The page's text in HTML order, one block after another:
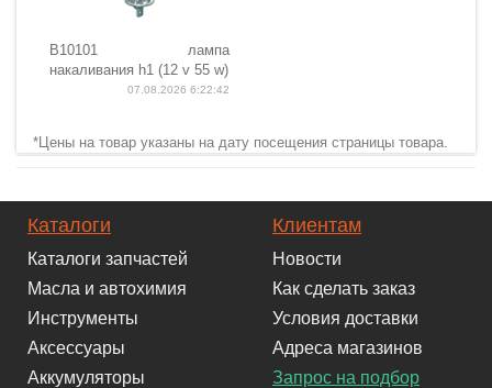
B10101 лампа
накаливания h1 (12 v 55 w)
07.08.2026 6:22:42
*Цены на товар указаны на дату посещения страницы товара.
Каталоги
Каталоги запчастей
Масла и автохимия
Инструменты
Аксессуары
Аккумуляторы
Клиентам
Новости
Как сделать заказ
Условия доставки
Адреса магазинов
Запрос на подбор